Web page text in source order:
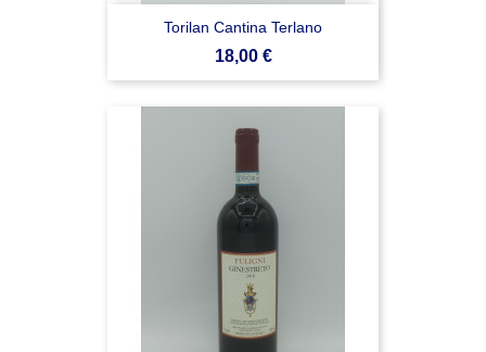
Torilan Cantina Terlano
Prezzo
18,00 €